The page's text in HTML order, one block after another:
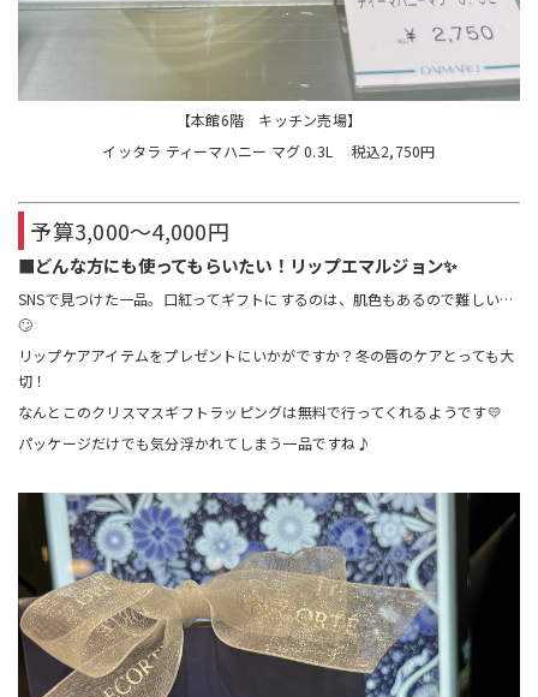
【本館6階 キッチン売場】
イッタラ ティーマハニー マグ 0.3L 税込2,750円
予算3,000〜4,000円
■どんな方にも使ってもらいたい！リップエマルジョン✨
SNSで見つけた一品。口紅ってギフトにするのは、肌色もあるので難しい…
🙄
リップケアアイテムをプレゼントにいかがですか？冬の唇のケアとっても大
切！
なんとこのクリスマスギフトラッピングは無料で行ってくれるようです💛
パッケージだけでも気分浮かれてしまう一品ですね♪